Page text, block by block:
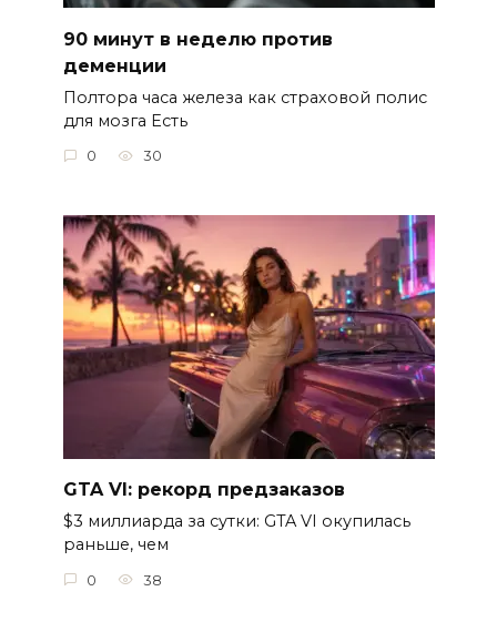
90 минут в неделю против
деменции
Полтора часа железа как страховой полис
для мозга Есть
0 30
GTA VI: рекорд предзаказов
$3 миллиарда за сутки: GTA VI окупилась
раньше, чем
0 38